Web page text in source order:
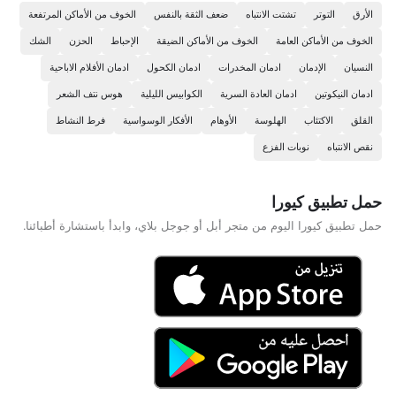
الأرق التوتر تشتت الانتباه ضعف الثقة بالنفس الخوف من الأماكن المرتفعة
الخوف من الأماكن العامة الخوف من الأماكن الضيقة الإحباط الحزن الشك
النسيان الإدمان ادمان المخدرات ادمان الكحول ادمان الأفلام الاباحية
ادمان النيكوتين ادمان العادة السرية الكوابيس الليلية هوس نتف الشعر
القلق الاكتئاب الهلوسة الأوهام الأفكار الوسواسية فرط النشاط
نقص الانتباه نوبات الفزع
حمل تطبيق كيورا
حمل تطبيق كيورا اليوم من متجر أبل أو جوجل بلاي، وابدأ باستشارة أطبائنا.